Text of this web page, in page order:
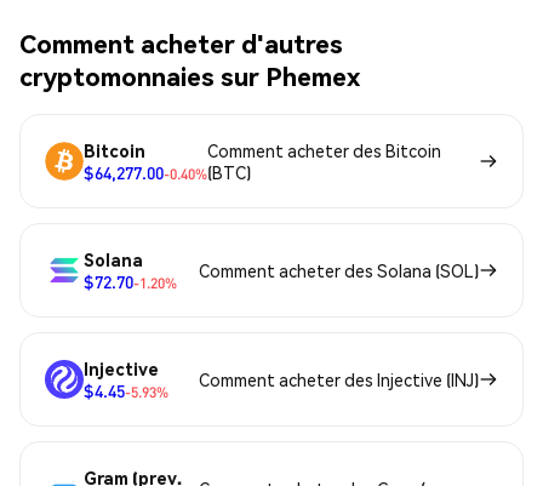
Comment acheter d'autres
cryptomonnaies sur Phemex
Bitcoin
$64,277.00-0.40%
Comment acheter des Bitcoin
(BTC)
Solana
$72.70-1.20%
Comment acheter des Solana (SOL)
Injective
$4.45-5.93%
Comment acheter des Injective (INJ)
Gram (prev.